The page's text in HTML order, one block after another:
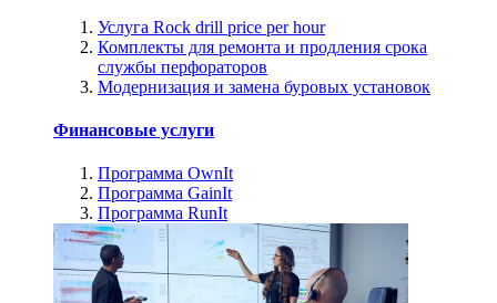
Услуга Rock drill price per hour
Комплекты для ремонта и продления срока
службы перфораторов
Модернизация и замена буровых установок
Финансовые услуги
Программа OwnIt
Программа GainIt
Программа RunIt